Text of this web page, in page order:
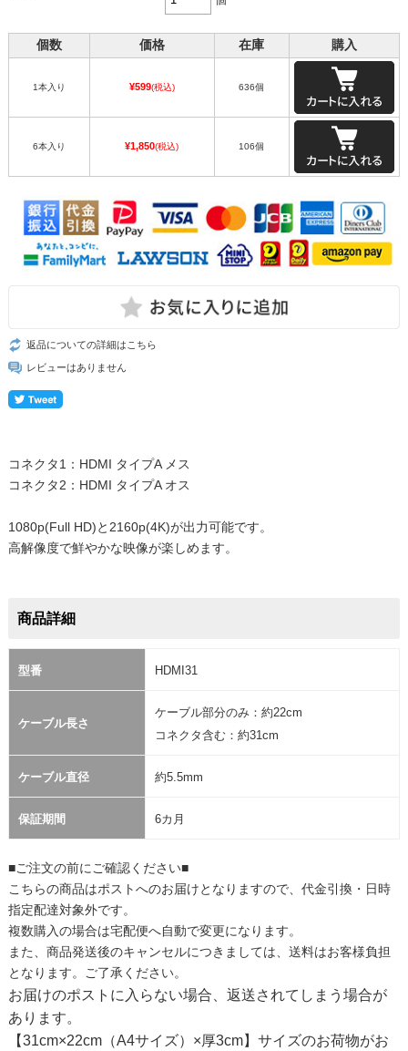
個数 価格 在庫 購入
1本入り ¥599(税込) 636個
6本入り ¥1,850(税込) 106個
返品についての詳細はこちら
レビューはありません
コネクタ1：HDMI タイプA メス
コネクタ2：HDMI タイプA オス
1080p(Full HD)と2160p(4K)が出力可能です。
高解像度で鮮やかな映像が楽しめます。
商品詳細
型番 HDMI31
ケーブル長さ
ケーブル部分のみ：約22cm
コネクタ含む：約31cm
ケーブル直径 約5.5mm
保証期間 6カ月
■ご注文の前にご確認ください■
こちらの商品はポストへのお届けとなりますので、代金引換・日時
指定配達対象外です。
複数購入の場合は宅配便へ自動で変更になります。
また、商品発送後のキャンセルにつきましては、送料はお客様負担
となります。ご了承ください。
お届けのポストに入らない場合、返送されてしまう場合が
あります。
【31cm×22cm（A4サイズ）×厚3cm】サイズのお荷物がお